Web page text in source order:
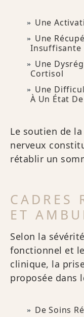
Une
Une
Insuffisante
Une
Cortisol
Une
À Un État
Le soutien de
nerveux
rétablir un
CADRES
ET
Selon la
fonctionnel et
clinique, la
proposée dans
De Soins